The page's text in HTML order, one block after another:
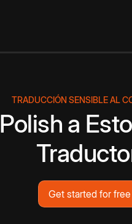
TRADUCCIÓN SENSIBLE AL
Polish a
Get started for free